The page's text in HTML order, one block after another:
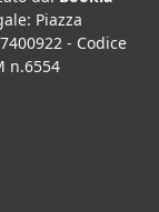
Piazza
- Codice
n.6554